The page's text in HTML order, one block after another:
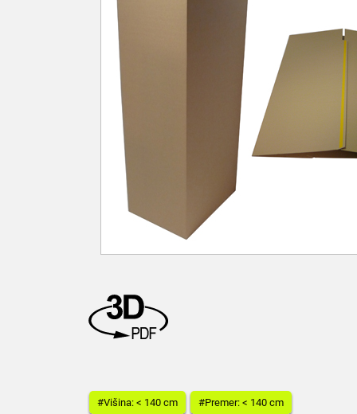
#Višina: < 140 cm #Premer: < 140 cm